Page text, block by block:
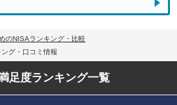
のNISAランキング・比較
グ・口コミ情報
足度ランキング一覧